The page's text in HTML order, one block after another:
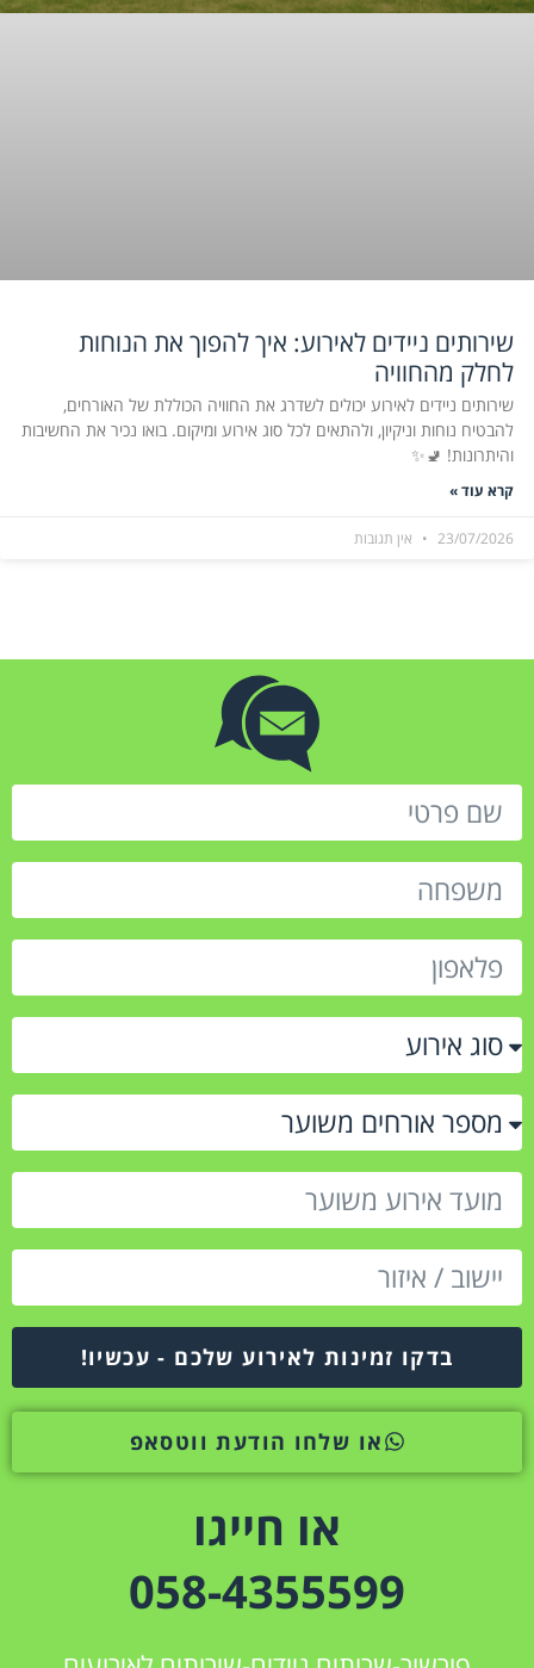
שירותים ניידים לאירוע: איך להפוך את הנוחות
לחלק מהחוויה
שירותים ניידים לאירוע יכולים לשדרג את החוויה הכוללת של האורחים,
להבטיח נוחות וניקיון, ולהתאים לכל סוג אירוע ומיקום. בואו נכיר את החשיבות
והיתרונות! 🚽✨
קרא עוד »
23/07/2026 אין תגובות
בדקו זמינות לאירוע שלכם - עכשיו!
או שלחו הודעת ווטסאפ
או חייגו
058-4355599